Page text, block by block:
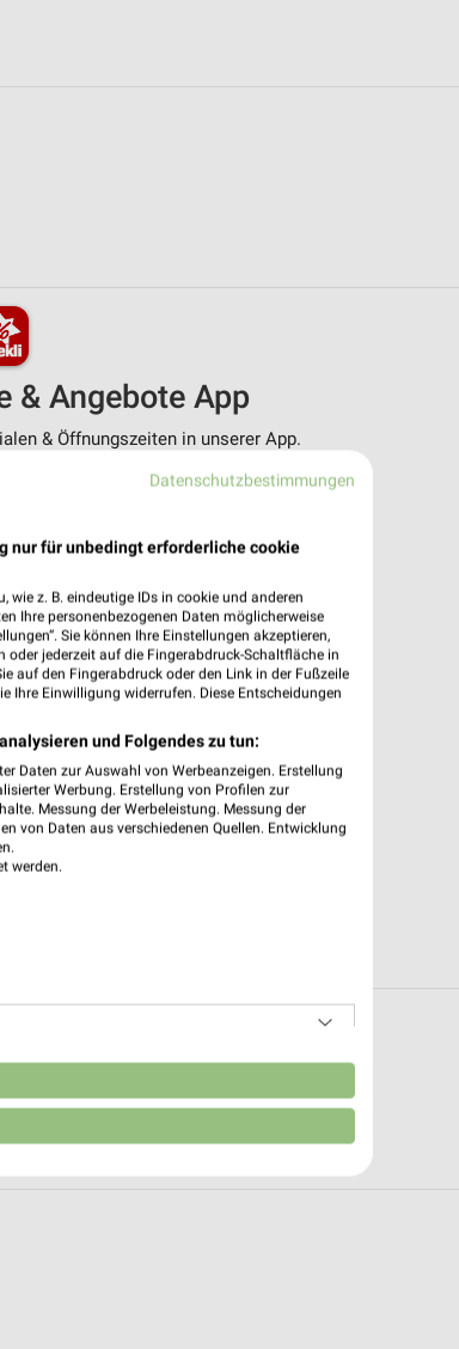
& Angebote App
& Öffnungszeiten in unserer App.
bei neuen Prospekten
stressfrei planen
laden oder QR-Code scannen.
Datenschutzbestimmungen
nur für unbedingt erforderliche cookie
z. B. eindeutige IDs in cookie und anderen
Ihre personenbezogenen Daten möglicherweise
Sie können Ihre Einstellungen akzeptieren,
oder jederzeit auf die Fingerabdruck-Schaltfläche in
auf den Fingerabdruck oder den Link in der Fußzeile
Ihre Einwilligung widerrufen. Diese Entscheidungen
und Folgendes zu tun:
Daten zur Auswahl von Werbeanzeigen. Erstellung
Werbung. Erstellung von Profilen zur
Messung der Werbeleistung. Messung der
von Daten aus verschiedenen Quellen. Entwicklung
werden.